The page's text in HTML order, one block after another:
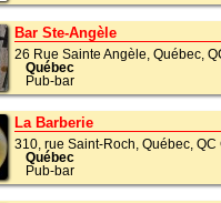
Bar Ste-Angèle
26 Rue Sainte Angèle, Québec,
Québec
Pub-bar
La Barberie
310, rue Saint-Roch, Québec, QC
Québec
Pub-bar